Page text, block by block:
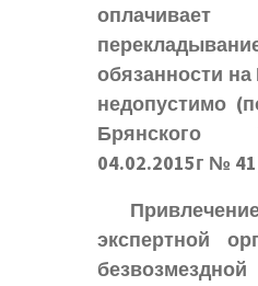
обязанности
недопустимо
04.02.2015г №
экспертной